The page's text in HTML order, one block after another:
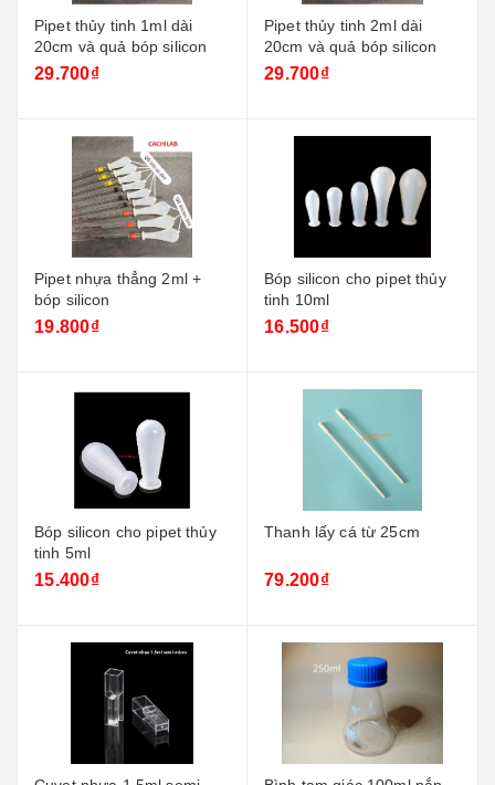
Pipet thủy tinh 1ml dài
20cm và quả bóp silicon
29.700₫
Pipet thủy tinh 2ml dài
20cm và quả bóp silicon
29.700₫
Pipet nhựa thẳng 2ml +
bóp silicon
19.800₫
Bóp silicon cho pipet thủy
tinh 10ml
16.500₫
Bóp silicon cho pipet thủy
tinh 5ml
15.400₫
Thanh lấy cá từ 25cm
79.200₫